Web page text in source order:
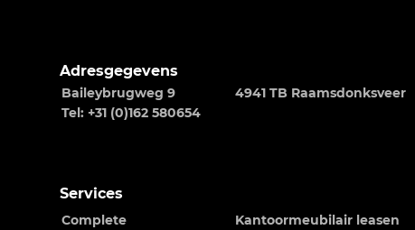
Adresgegevens
Baileybrugweg 9
4941 TB Raamsdonksveer
Tel: +31 (0)162 580654
Services
Complete
Kantoormeubilair leasen